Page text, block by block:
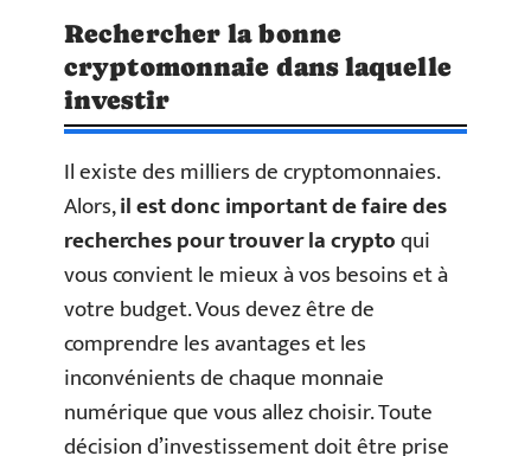
Rechercher la bonne
cryptomonnaie dans laquelle
investir
Il existe des milliers de cryptomonnaies.
Alors,il est donc important de faire des
recherches pour trouver la cryptoqui
vous convient le mieux à vos besoins et à
votre budget. Vous devez être de
comprendre les avantages et les
inconvénients de chaque monnaie
numérique que vous allez choisir. Toute
décision d’investissement doit être prise